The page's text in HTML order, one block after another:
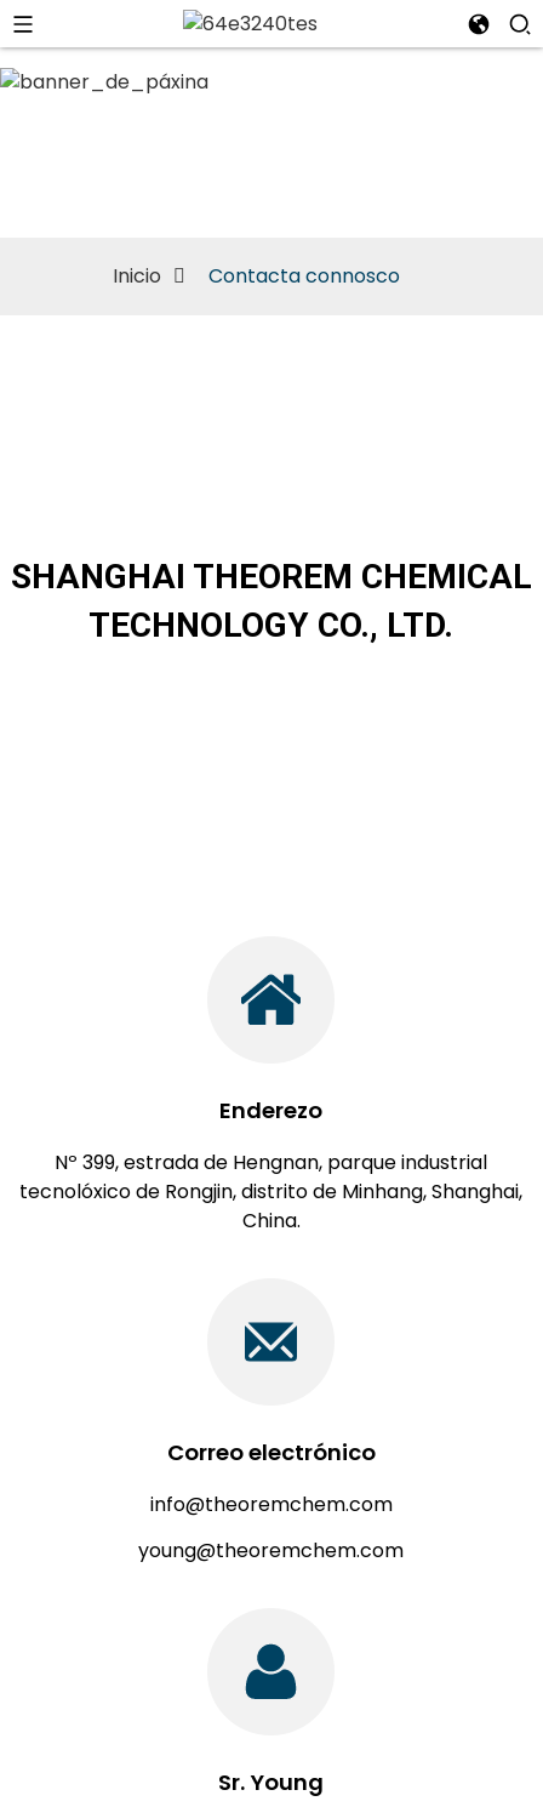
Inicio Contacta connosco
SHANGHAI THEOREM CHEMICAL
TECHNOLOGY CO., LTD.
Enderezo
Nº 399, estrada de Hengnan, parque industrial
tecnolóxico de Rongjin, distrito de Minhang, Shanghai,
China.
Correo electrónico
info@theoremchem.com
young@theoremchem.com
Sr. Young